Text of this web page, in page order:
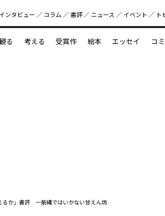
好書好日
インタビュー コラム 書評 ニュース イベント ト
る 考える 受賞作 絵本 エッセイ コ
るか」書評 一筋縄ではいかない甘えん坊